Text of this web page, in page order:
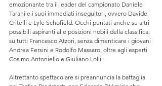
emozionante tra il leader del campionato Daniele
Tarani e i suoi immediati inseguitori, ovvero Davide
Critelli e Lyle Schofield. Occhi puntati anche su altri
possibili aspiranti alle posizioni nobili della classifica:
su tutti Francesco Atzori, senza dimenticare i giovani
Andrea Fersini e Rodolfo Massaro, oltre agli esperti
Cosimo Antoniello e Giuliano Lolli.
Altrettanto spettacolare si preannuncia la battaglia